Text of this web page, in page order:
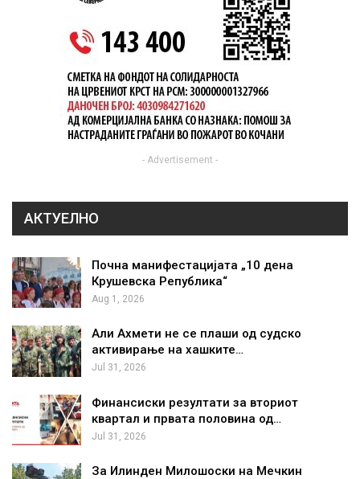
- Advertisement -
АКТУЕЛНО
Почна манифестацијата „10 дена
Крушевска Република“
Aug 1, 2026
Али Ахмети не се плаши од судско
активирање на хашките…
Jul 31, 2026
Финансиски резултати за вториот
квартал и првата половина од…
Jul 31, 2026
За Илинден Милошоски на Мечкин